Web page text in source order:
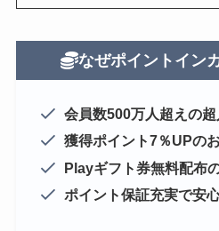
なぜポイントイン
会員数500万人超えの超
獲得ポイント7％UPの
Playギフト券無料配布
ポイント保証充実で安